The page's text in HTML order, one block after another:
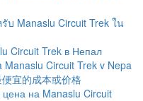
Manaslu Circuit Trek ใน
Circuit Trek в Непал
Circuit Trek v Nepa
宜的成本或价格
на Manaslu Circuit